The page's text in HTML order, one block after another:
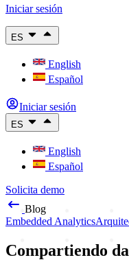
Iniciar sesión
ES
English
Español
Iniciar sesión
ES
English
Español
Solicita demo
Blog
Embedded Analytics
Compartiendo